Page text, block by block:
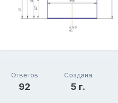
Ответов
92
Создана
5 г.